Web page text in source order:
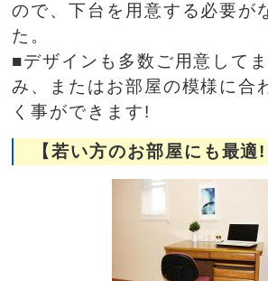
ので、下台を用意する必要が
た。
■デザインも多数ご用意して
み、またはお部屋の模様に合
く事ができます!
【若い方のお部屋にも最適!